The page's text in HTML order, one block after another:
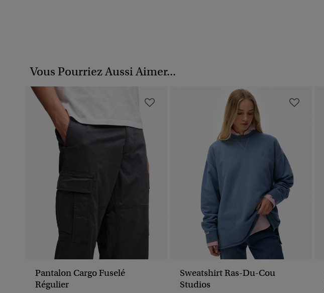
Vous Pourriez Aussi Aimer...
Pantalon Cargo Fuselé
Régulier
Sweatshirt Ras-Du-Cou
Studios